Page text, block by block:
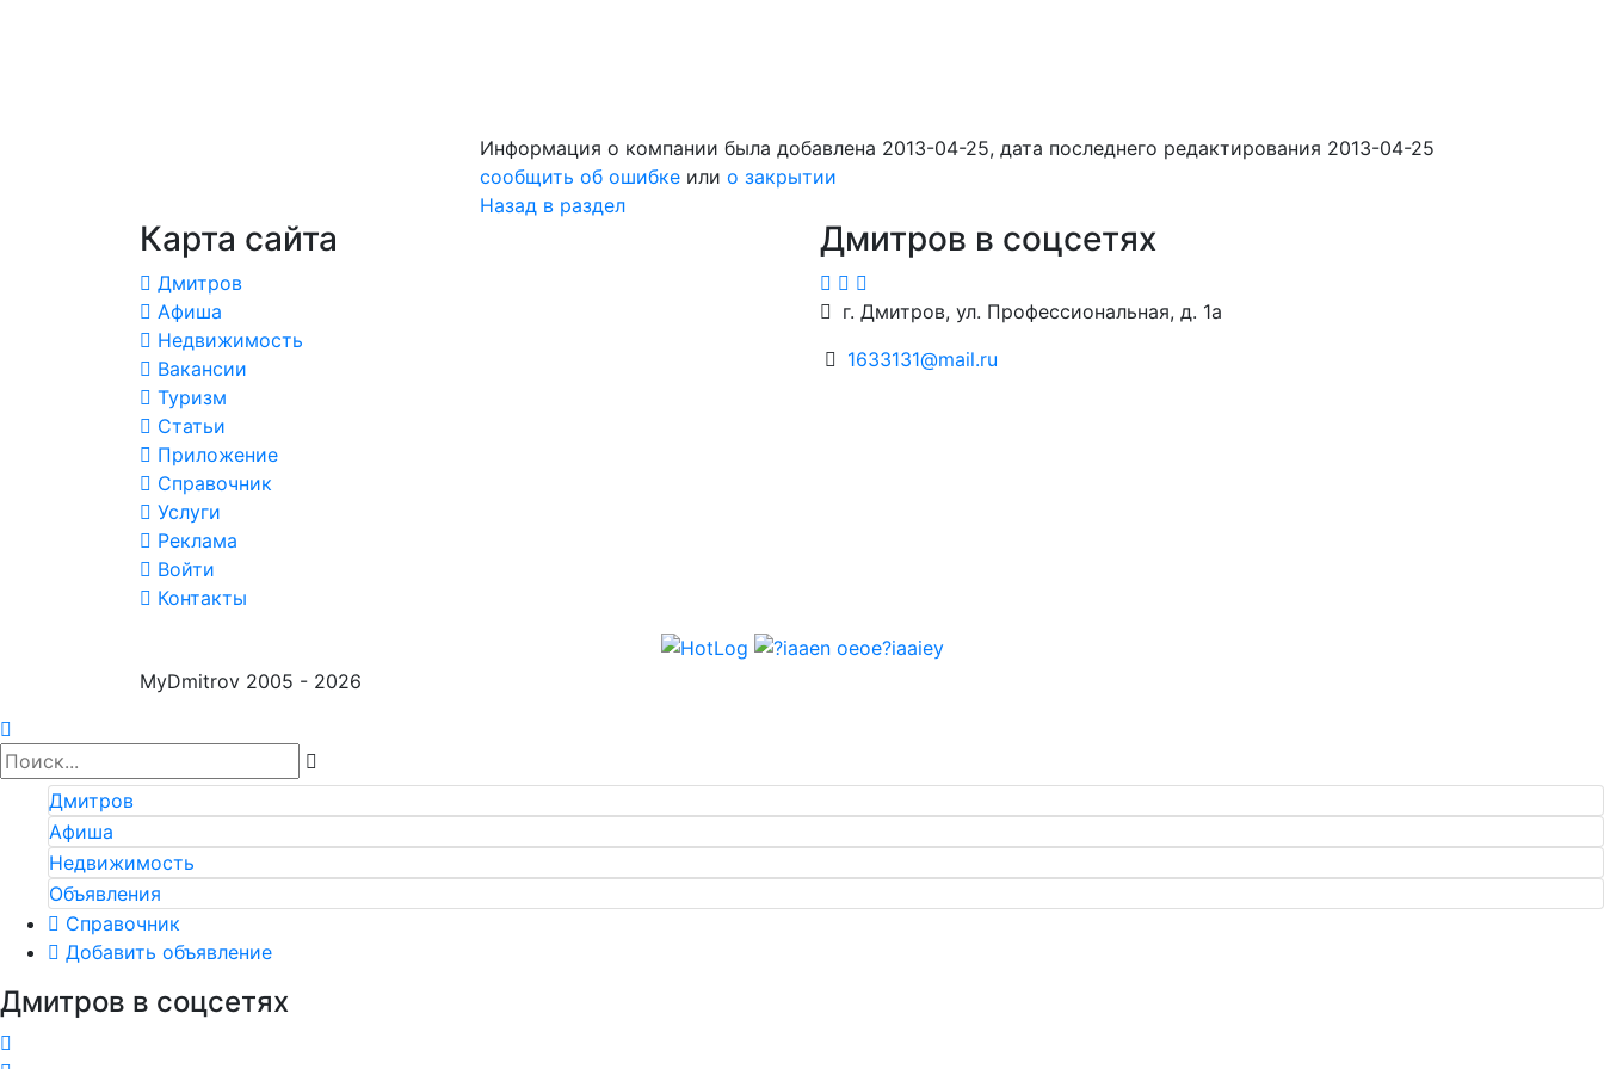
Информация о компании была добавлена 2013-04-25, дата последнего редактирования 2013-04-25
сообщить об ошибке или о закрытии
Назад в раздел
Карта сайта
Дмитров
Афиша
Недвижимость
Вакансии
Туризм
Статьи
Приложение
Справочник
Услуги
Реклама
Войти
Контакты
Дмитров в соцсетях
г. Дмитров, ул. Профессиональная, д. 1а
1633131@mail.ru
MyDmitrov 2005 - 2026
Дмитров
Афиша
Недвижимость
Объявления
Справочник
Добавить объявление
Дмитров в соцсетях